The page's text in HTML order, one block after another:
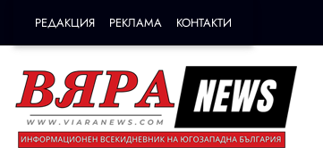
РЕДАКЦИЯ РЕКЛАМА КОНТАКТИ